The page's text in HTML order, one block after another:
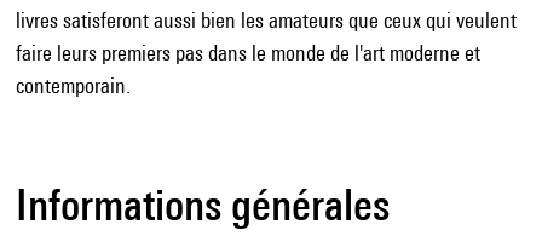
livres satisferont aussi bien les amateurs que ceux qui veulent
faire leurs premiers pas dans le monde de l'art moderne et
contemporain.
Informations générales